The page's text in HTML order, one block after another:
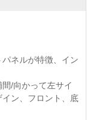
ネルが特徴、イン
/向かって左サイ
イン、フロント、底